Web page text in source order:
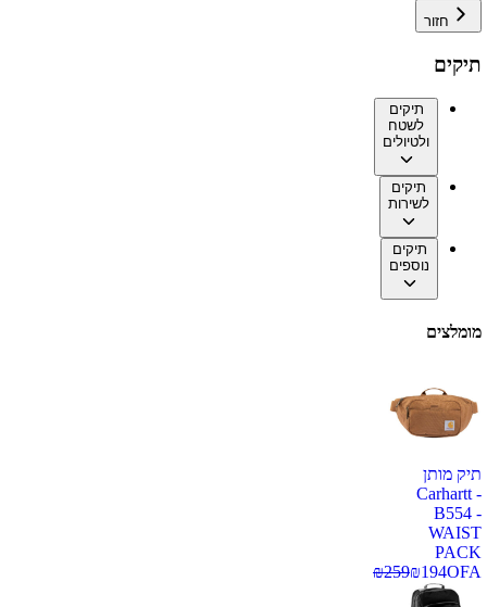
חזור
תיקים
תיקים
לשטח
ולטיולים
תיקים
לשירות
תיקים
נוספים
מומלצים
תיק מותן
Carhartt -
B554 -
WAIST
PACK
OFA
₪194
₪259